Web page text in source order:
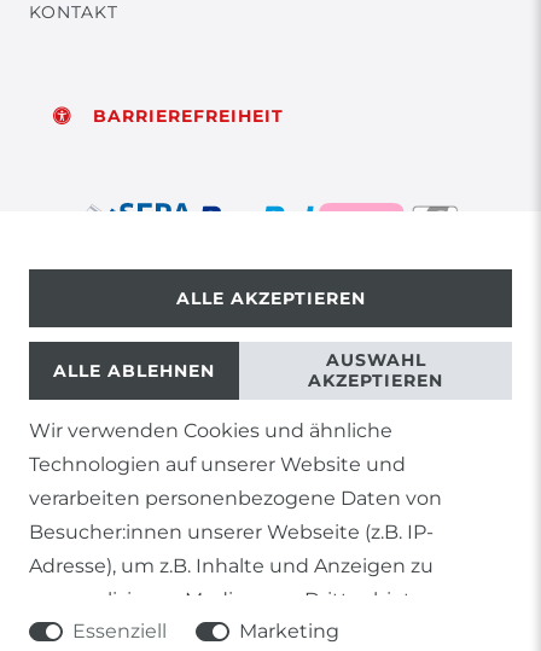
KONTAKT
BARRIEREFREIHEIT
© Copyright 2026 | Alle Rechte vorbehalten.
1) Gilt nicht für Sendungen mit Futterinsekten,
Lebendpflanzen, Frostfutter oder lebende Tiere, sowie
Lieferungen per Spedition
2) gilt für sofort lieferbare Artikel und Produkte die keine
gesonderte Versandregelung besitzen.
Prozentangaben von Sonderangeboten auf die Ersparnis
Wir verwenden Cookies und ähnliche
Technologien auf unserer Website und
verarbeiten personenbezogene Daten von
Besucher:innen unserer Webseite (z.B. IP-
Adresse), um z.B. Inhalte und Anzeigen zu
personalisieren, Medien von Drittanbietern
einzubinden oder Zugriffe auf unsere Website zu
Essenziell Marketing
ALLE AKZEPTIEREN
ALLE ABLEHNEN
AUSWAHL
AKZEPTIEREN